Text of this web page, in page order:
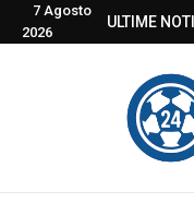
Salta al contenuto
7 Agosto
2026
ULTIME